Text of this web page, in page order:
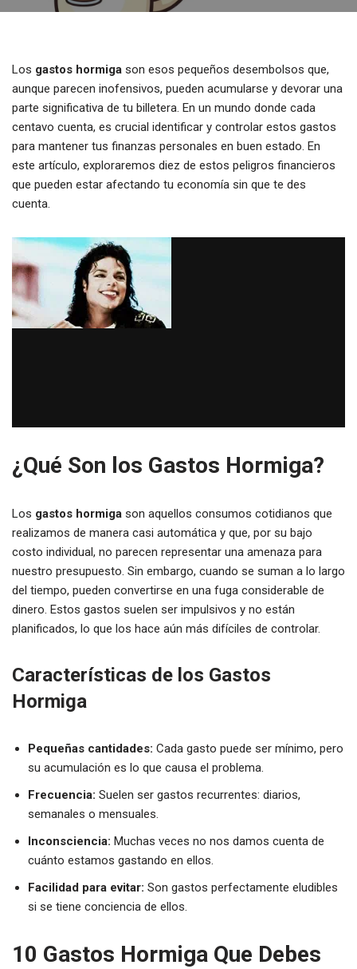
Los gastos hormiga son esos pequeños desembolsos que,
aunque parecen inofensivos, pueden acumularse y devorar una
parte significativa de tu billetera. En un mundo donde cada
centavo cuenta, es crucial identificar y controlar estos gastos
para mantener tus finanzas personales en buen estado. En
este artículo, exploraremos diez de estos peligros financieros
que pueden estar afectando tu economía sin que te des
cuenta.
¿Qué Son los Gastos Hormiga?
Los gastos hormiga son aquellos consumos cotidianos que
realizamos de manera casi automática y que, por su bajo
costo individual, no parecen representar una amenaza para
nuestro presupuesto. Sin embargo, cuando se suman a lo largo
del tiempo, pueden convertirse en una fuga considerable de
dinero. Estos gastos suelen ser impulsivos y no están
planificados, lo que los hace aún más difíciles de controlar.
Características de los Gastos
Hormiga
Pequeñas cantidades: Cada gasto puede ser mínimo, pero
su acumulación es lo que causa el problema.
Frecuencia: Suelen ser gastos recurrentes: diarios,
semanales o mensuales.
Inconsciencia: Muchas veces no nos damos cuenta de
cuánto estamos gastando en ellos.
Facilidad para evitar: Son gastos perfectamente eludibles
si se tiene conciencia de ellos.
10 Gastos Hormiga Que Debes